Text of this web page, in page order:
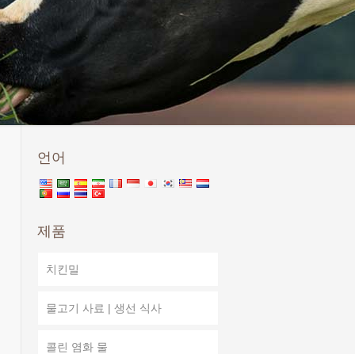
언어
제품
치킨밀
물고기 사료 | 생선 식사
콜린 염화 물